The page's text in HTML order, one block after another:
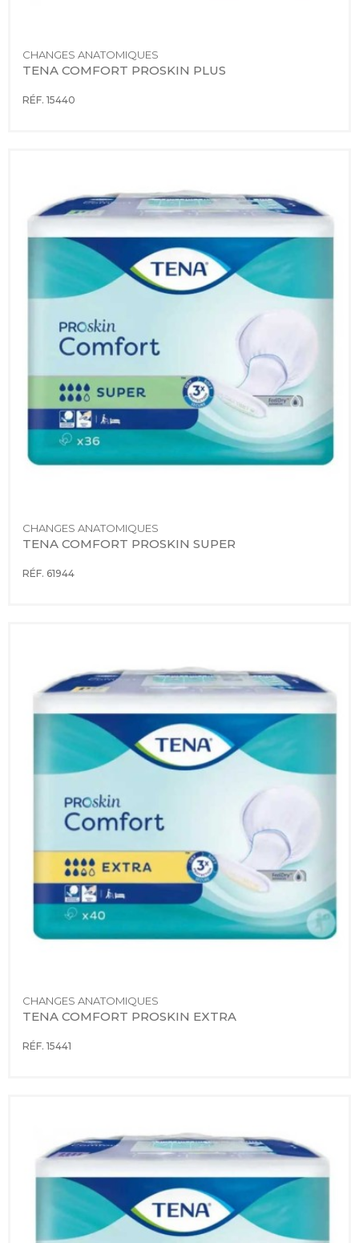
CHANGES ANATOMIQUES
TENA COMFORT PROSKIN PLUS
RÉF. 15440
CHANGES ANATOMIQUES
TENA COMFORT PROSKIN SUPER
RÉF. 61944
CHANGES ANATOMIQUES
TENA COMFORT PROSKIN EXTRA
RÉF. 15441